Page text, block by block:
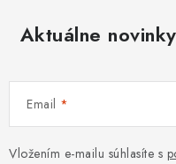
Aktuálne
Email
Vložením e-mailu súhlasíte s